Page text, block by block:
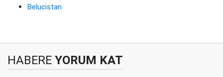
Belucistan
HABERE YORUM KAT